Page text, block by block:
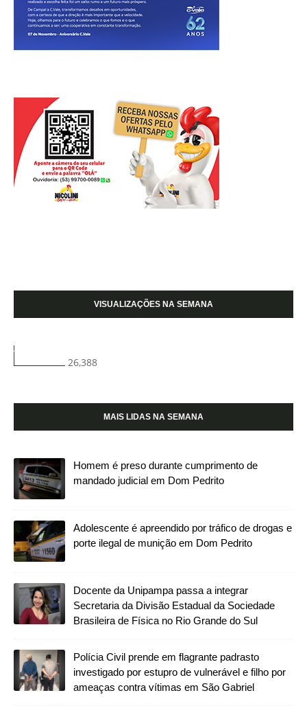
VISUALIZAÇÕES NA SEMANA
26,388
MAIS LIDAS NA SEMANA
Homem é preso durante cumprimento de
mandado judicial em Dom Pedrito
Adolescente é apreendido por tráfico de drogas e
porte ilegal de munição em Dom Pedrito
Docente da Unipampa passa a integrar
Secretaria da Divisão Estadual da Sociedade
Brasileira de Física no Rio Grande do Sul
Polícia Civil prende em flagrante padrasto
investigado por estupro de vulnerável e filho por
ameaças contra vítimas em São Gabriel